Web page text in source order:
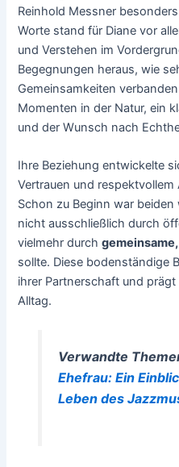
Reinhold Messner
Worte stand für Diane vor
und Verstehen im
Begegnungen heraus, wie
Gemeinsamkeiten
Momenten in der Natur, ein
und der Wunsch nach
Ihre Beziehung entwickelte
Vertrauen und
Schon zu Beginn war
nicht ausschließlich durch
vielmehr durch
sollte. Diese bodenständige
ihrer Partnerschaft und
Alltag.
Verwandte
Ehefrau: Ein
Leben des